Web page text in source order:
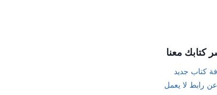
كتابك معنا
كتاب جديد
رابط لا يعمل